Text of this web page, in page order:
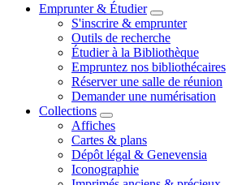
Emprunter & Étudier
S'inscrire & emprunter
Outils de recherche
Étudier à la Bibliothèque
Empruntez nos bibliothécaires
Réserver une salle de réunion
Demander une numérisation
Collections
Affiches
Cartes & plans
Dépôt légal & Genevensia
Iconographie